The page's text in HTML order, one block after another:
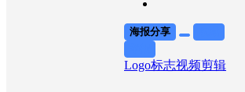
海报分享
Logo标志视频剪辑